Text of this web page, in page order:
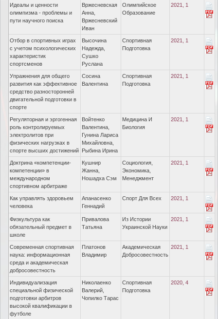
Идеалы и ценности
олимпизма - проблемы и
пути научного поиска
Вржесневская
Анна,
Вржесневский
Иван
Олимпийское
Образование
2021, 1
Отбор в спортивных играх
с учетом психологических
характеристик
спортсменов
Высочина
Надежда,
Сушко
Руслана
Спортивная
Подготовка
2021, 1
Упражнения для общего
развития как эффективное
средство разносторонней
двигательной подготовки в
спорте
Сосина
Валентина
Спортивная
Подготовка
2021, 1
Регуляторная и эргогенная
роль контролируемых
электролитов при
физических нагрузках в
спорте высших достижений
Войтенко
Валентина,
Гунина Лариса
Михайловна,
Рыбина Ирина
Медицина И
Биология
2021, 1
Доктрина «компетенции-
компетенции» в
международном
спортивном арбитраже
Кушнир
Жанна,
Ношадха Сэм
Социология,
Экономика,
Менеджмент
2021, 1
Как управлять здоровьем
человека
Апанасенко
Геннадий
Спорт Для Всех 2021, 1
Физкультура как
обязательный предмет в
школе
Привалова
Татьяна
Из Истории
Украинской Науки
2021, 1
Современная спортивная
наука: информационная
среда и академическая
добросовестность
Платонов
Владимир
Академическая
Добросовестность
2021, 1
Индивидуализация
специальной физической
подготовки арбитров
высокой квалификации в
футболе
Николаенко
Валерий,
Чопилко Тарас
Спортивная
Подготовка
2020, 4